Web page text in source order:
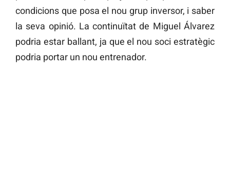
condicions que posa el nou grup inversor, i saber
la seva opinió. La continuïtat de Miguel Álvarez
podria estar ballant, ja que el nou soci estratègic
podria portar un nou entrenador.